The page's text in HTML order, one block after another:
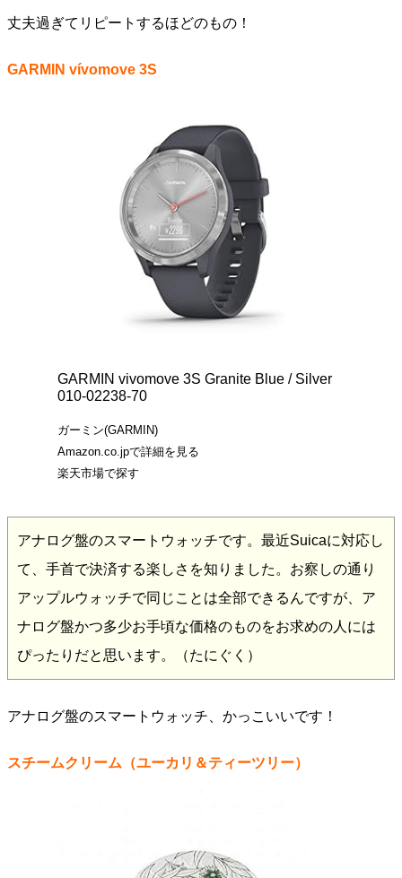
丈夫過ぎてリピートするほどのもの！
GARMIN vívomove 3S
GARMIN vivomove 3S Granite Blue / Silver
010-02238-70
ガーミン(GARMIN)
Amazon.co.jpで詳細を見る
楽天市場で探す
アナログ盤のスマートウォッチです。最近Suicaに対応し
て、手首で決済する楽しさを知りました。お察しの通り
アップルウォッチで同じことは全部できるんですが、ア
ナログ盤かつ多少お手頃な価格のものをお求めの人には
ぴったりだと思います。（たにぐく）
アナログ盤のスマートウォッチ、かっこいいです！
スチームクリーム（ユーカリ＆ティーツリー）